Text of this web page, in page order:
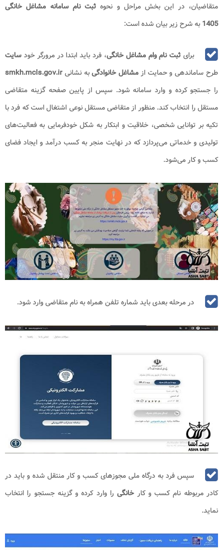
متقاضیان، در این بخش مراحل و نحوه ثبت نام سامانه مشاغل خانگی
1405 به شرح زیر بیان شده است:
برای ثبت نام وام مشاغل خانگی، فرد باید ابتدا در مرورگر خود سایت
طرح ساماندهی و حمایت از مشاغل خانوادگیبه نشانیsmkh.mcls.gov.ir
را جستجو کرده و وارد سامانه شود. سپس از پایین صفحه گزینه متقاضی
مستقل را انتخاب کند. منظور از متقاضی مستقل نوعی اشتغال است که فرد با
تکیه بر توانایی شخصی، خلاقیت و ابتکار به شکل خودفرمایی به فعالیت‌های
تولیدی و خدماتی می‌پردازد که در نهایت منجر به کسب درآمد و ایجاد فضای
کسب و کار می‌شود.
در مرحله بعدی باید شماره تلفن همراه به نام متقاضی وارد شود.
سپس فرد به درگاه ملی مجوزهای کسب و کار منتقل شده و باید در
کادر مربوطه نام کسب و کارخانگی را وارد کرده و گزینه جستجو را انتخاب
نماید.